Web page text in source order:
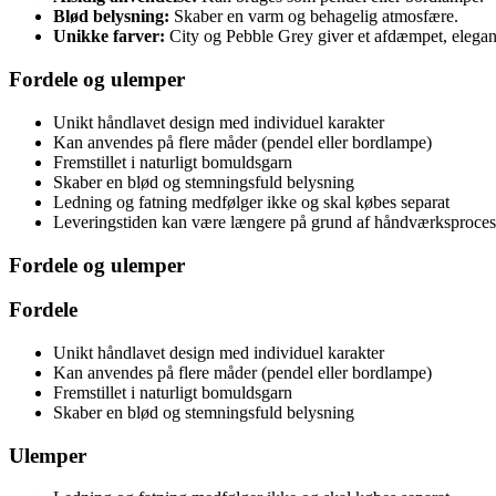
Blød belysning: Skaber en varm og behagelig atmosfære.
Unikke farver: City og Pebble Grey giver et afdæmpet,
Fordele og ulemper
Unikt håndlavet design med individuel karakter
Kan anvendes på flere måder (pendel eller bordlampe)
Fremstillet i naturligt bomuldsgarn
Skaber en blød og stemningsfuld belysning
Ledning og fatning medfølger ikke og skal købes separat
Leveringstiden kan være længere på grund af
Fordele og ulemper
Fordele
Unikt håndlavet design med individuel karakter
Kan anvendes på flere måder (pendel eller bordlampe)
Fremstillet i naturligt bomuldsgarn
Skaber en blød og stemningsfuld belysning
Ulemper